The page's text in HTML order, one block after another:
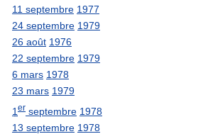
11 septembre 1977
24 septembre 1979
26 août 1976
22 septembre 1979
6 mars 1978
23 mars 1979
1 er septembre 1978
13 septembre 1978